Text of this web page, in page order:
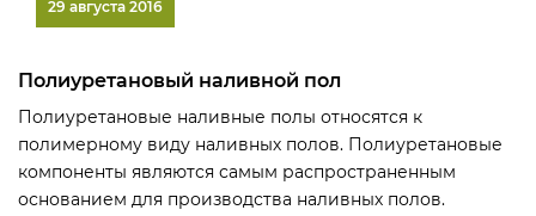
29 августа 2016
Полиуретановый наливной пол
Полиуретановые наливные полы относятся к
полимерному виду наливных полов. Полиуретановые
компоненты являются самым распространенным
основанием для производства наливных полов.